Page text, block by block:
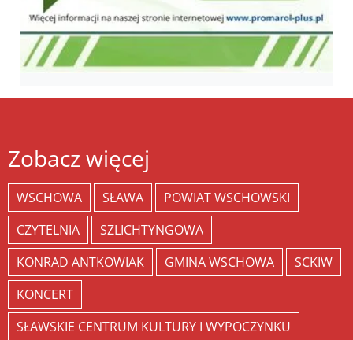
Zobacz więcej
WSCHOWA SŁAWA
POWIAT WSCHOWSKI
CZYTELNIA
SZLICHTYNGOWA
KONRAD ANTKOWIAK
GMINA WSCHOWA
SCKIW
KONCERT
SŁAWSKIE CENTRUM KULTURY I WYPOCZYNKU